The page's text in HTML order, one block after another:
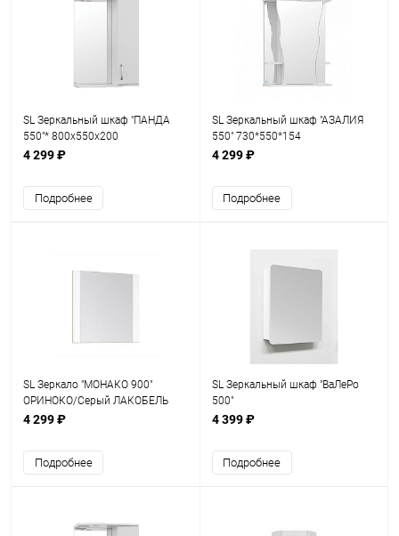
SL Зеркальный шкаф "ПАНДА
550"* 800х550х200
4 299 ₽
Подробнее
SL Зеркальный шкаф "АЗАЛИЯ
550" 730*550*154
4 299 ₽
Подробнее
SL Зеркало "МОНАКО 900"
ОРИНОКО/Серый ЛАКОБЕЛЬ
4 299 ₽
Подробнее
SL Зеркальный шкаф "ВаЛеРо
500"
4 399 ₽
Подробнее